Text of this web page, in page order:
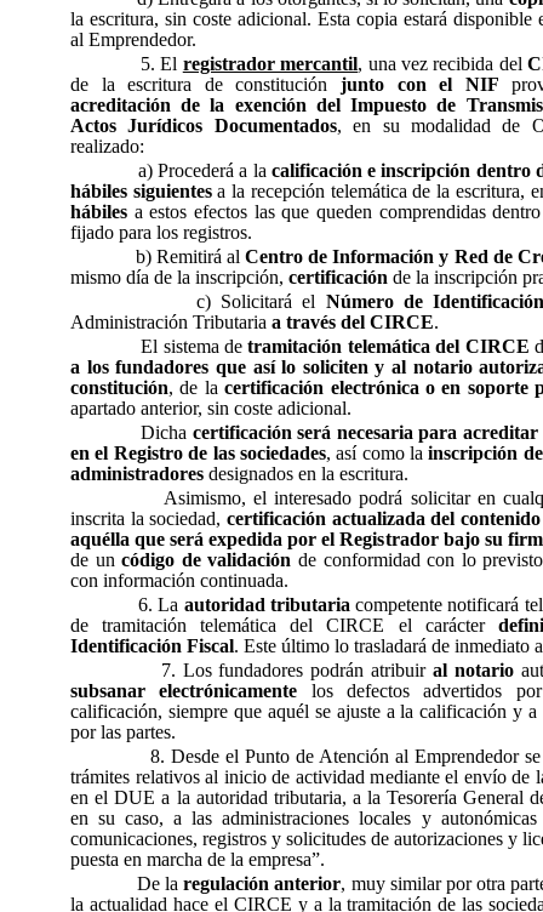
la escritura, sin coste adicional. Esta copia estará
al Emprendedor.
5. El registrador mercantil, una vez recibida del
de la escritura de constitución junto con el NIF
acreditación de la exención del Impuesto de
Actos Jurídicos Documentados, en su modalidad de
realizado:
a) Procederá a la calificación e inscripción dentro
hábiles siguientesa la recepción telemática de la escritura,
hábiles a estos efectos las que queden comprendidas
fijado para los registros.
b) Remitirá alCentro de Información y Red de
mismo día de la inscripción, certificación de la inscripción
c) Solicitará el Número de
Administración Tributaria a través del CIRCE.
El sistema detramitación telemática del CIRCE
a los fundadores que así lo soliciten y al notario
constitución, de lacertificación electrónica o en soporte
apartado anterior, sin coste adicional.
Dicha certificación será necesaria para
en el Registro de las sociedades, así como lainscripción
administradores designados en la escritura.
Asimismo, el interesado podrá solicitar en
inscrita la sociedad, certificación actualizada del
aquélla que será expedida por el Registrador bajo su
de uncódigo de validación de conformidad con lo
con información continuada.
6. La autoridad tributariacompetente notificará
de tramitación telemática del CIRCE el carácter
Identificación Fiscal. Este último lo trasladará de inmediato
7. Los fundadores podrán atribuir al notario
subsanar electrónicamente los defectos advertidos
calificación, siempre que aquél se ajuste a la calificación y
por las partes.
8. Desde el Punto de Atención al Emprendedor
trámites relativos al inicio de actividad mediante el envío de
en el DUE a la autoridad tributaria, a la Tesorería General
en su caso, a las administraciones locales y
comunicaciones, registros y solicitudes de autorizaciones y
puesta en marcha de la empresa”.
De laregulación anterior, muy similar por otra
la actualidad hace el CIRCE y a la tramitación de las